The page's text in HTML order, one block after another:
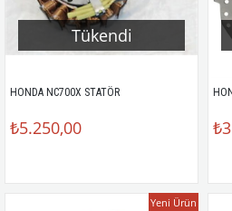
Tükendi
HONDA NC700X STATÖR
₺5.250,00
Yeni Ürün